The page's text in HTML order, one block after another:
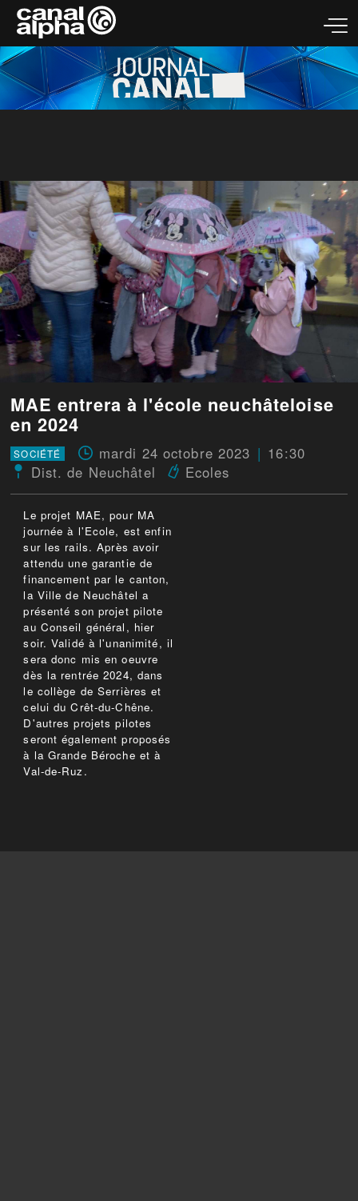
MAE entrera à l'école neuchâteloise
en 2024
SOCIÉTÉ mardi 24 octobre 2023
16:30
Dist. de Neuchâtel
Ecoles
Le projet MAE, pour MA
journée à l'Ecole, est enfin
sur les rails. Après avoir
attendu une garantie de
financement par le canton,
la Ville de Neuchâtel a
présenté son projet pilote
au Conseil général, hier
soir. Validé à l'unanimité, il
sera donc mis en oeuvre
dès la rentrée 2024, dans
le collège de Serrières et
celui du Crêt-du-Chêne.
D'autres projets pilotes
seront également proposés
à la Grande Béroche et à
Val-de-Ruz.